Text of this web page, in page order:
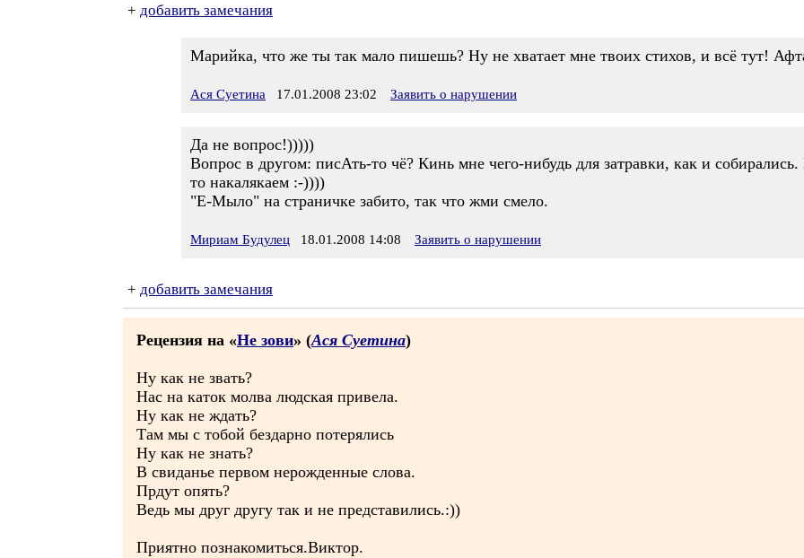
+ добавить замечания
Марийка, что же ты так мало пишешь? Ну не хватает мне твоих стихов, и всё тут!
Ася Суетина 17.01.2008 23:02 Заявить о нарушении
Да не вопрос!)))))
Вопрос в другом: писАть-то чё? Кинь мне чего-нибудь для затравки, как и
то накалякаем :-))))
"Е-Мыло" на страничке забито, так что жми смело.
Мириам Будулец 18.01.2008 14:08 Заявить о нарушении
+ добавить замечания
Рецензия на «Не зови» (Ася Суетина)
Ну как не звать?
Нас на каток молва людская привела.
Ну как не ждать?
Там мы с тобой бездарно потерялись
Ну как не знать?
В свиданье первом нерожденные слова.
Прдут опять?
Ведь мы друг другу так и не представились.:))
Приятно познакомиться.Виктор.